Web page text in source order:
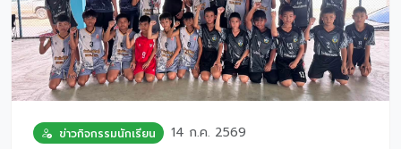
ข่าวกิจกรรมนักเรียน 14 ก.ค. 2569